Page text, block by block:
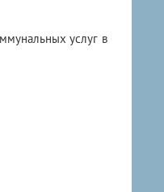
услуг в